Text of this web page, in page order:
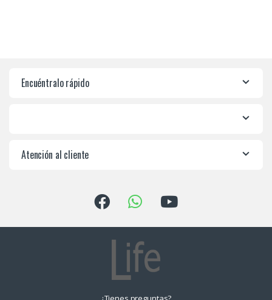
Encuéntralo rápido
Atención al cliente